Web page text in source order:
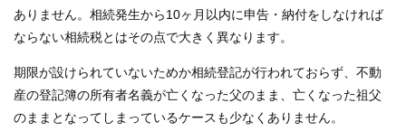
ありません。相続発生から10ヶ月以内に申告・納付をしなければ
ならない相続税とはその点で大きく異なります。
期限が設けられていないためか相続登記が行われておらず、不動
産の登記簿の所有者名義が亡くなった父のまま、亡くなった祖父
のままとなってしまっているケースも少なくありません。